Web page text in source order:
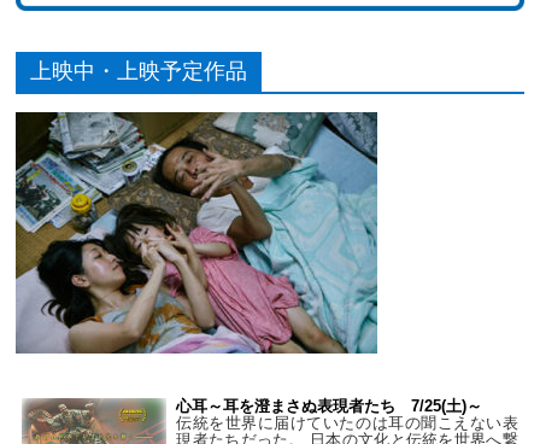
上映中・上映予定作品
心耳～耳を澄まさぬ表現者たち 7/25(土)～
伝統を世界に届けていたのは耳の聞こえない表
現者たちだった。 日本の文化と伝統を世界へ繋